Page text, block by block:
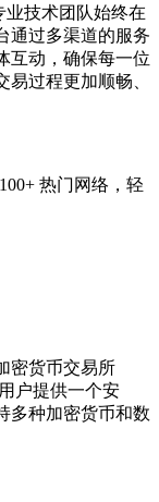
业技术团队始终在
通过多渠道的服务
互动，确保每一位
过程更加顺畅、
热门网络，轻
密货币交易所
户提供一个安
多种加密货币和数